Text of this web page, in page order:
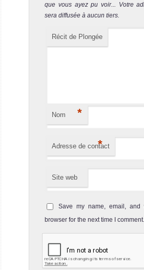
que vous ayez pu voir... Votre
sera diffusée à aucun tiers.
Récit de Plongée
Nom *
Adresse de contact
*
Site web
Save my name, email, and
browser for the next time I comment.